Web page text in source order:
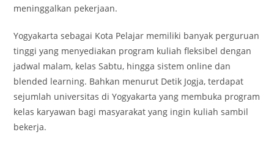
meninggalkan pekerjaan.
Yogyakarta sebagai Kota Pelajar memiliki banyak perguruan
tinggi yang menyediakan program kuliah fleksibel dengan
jadwal malam, kelas Sabtu, hingga sistem online dan
blended learning. Bahkan menurut Detik Jogja, terdapat
sejumlah universitas di Yogyakarta yang membuka program
kelas karyawan bagi masyarakat yang ingin kuliah sambil
bekerja.